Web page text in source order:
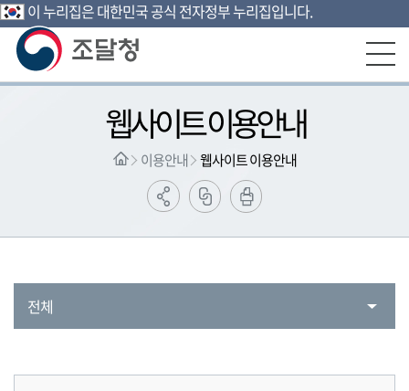
본문영역 바로가기
메인메뉴 바로가기
하단링크 바로가기
이 누리집은 대한민국 공식 전자정부 누리집입니다.
웹사이트 이용안내
이용안내 웹사이트 이용안내
전체